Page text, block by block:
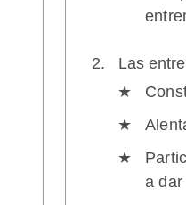
Las
a dar